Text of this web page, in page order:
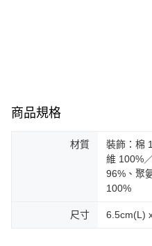
商品規格
材質
裝飾：棉
維 100%
96%、聚
100%
尺寸 6.5cm(L)